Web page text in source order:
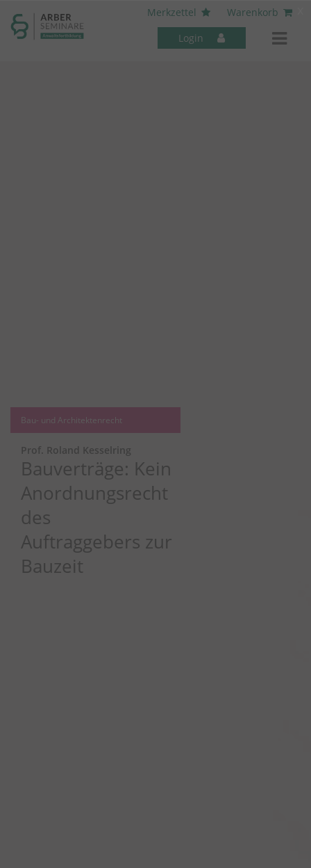
Merkzettel
Warenkorb
Login
Bau- und Architektenrecht
Prof. Roland Kesselring
Bauverträge: Kein
Anordnungsrecht
des
Auftraggebers zur
Bauzeit